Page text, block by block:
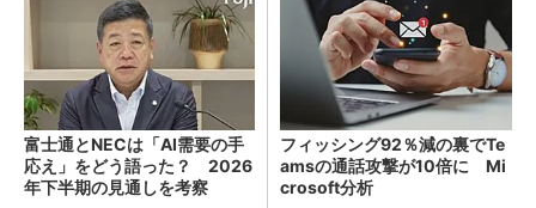
富士通とNECは「AI需要の手
応え」をどう語った？ 2026
年下半期の見通しを考察
フィッシング92％減の裏でTe
amsの通話攻撃が10倍に Mi
crosoft分析